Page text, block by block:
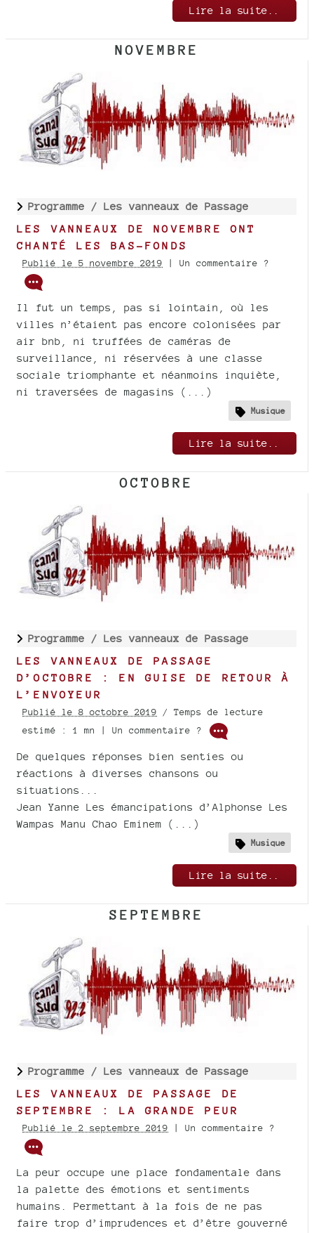
Lire la suite..
NOVEMBRE
Programme / Les vanneaux de Passage
LES VANNEAUX DE NOVEMBRE ONT
CHANTÉ LES BAS-FONDS
Publié le 5 novembre 2019 | Un commentaire ?
Il fut un temps, pas si lointain, où les
villes n’étaient pas encore colonisées par
air bnb, ni truffées de caméras de
surveillance, ni réservées à une classe
sociale triomphante et néanmoins inquiète,
ni traversées de magasins (...)
Musique
Lire la suite..
OCTOBRE
Programme / Les vanneaux de Passage
LES VANNEAUX DE PASSAGE
D’OCTOBRE : EN GUISE DE RETOUR À
L’ENVOYEUR
Publié le 8 octobre 2019 / Temps de lecture
estimé : 1 mn | Un commentaire ?
De quelques réponses bien senties ou
réactions à diverses chansons ou
situations...
Jean Yanne Les émancipations d’Alphonse Les
Wampas Manu Chao Eminem (...)
Musique
Lire la suite..
SEPTEMBRE
Programme / Les vanneaux de Passage
LES VANNEAUX DE PASSAGE DE
SEPTEMBRE : LA GRANDE PEUR
Publié le 2 septembre 2019 | Un commentaire ?
La peur occupe une place fondamentale dans
la palette des émotions et sentiments
humains. Permettant à la fois de ne pas
faire trop d’imprudences et d’être gouverné